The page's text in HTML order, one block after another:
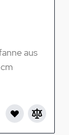
aus